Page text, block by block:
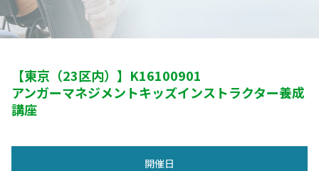
【東京（23区内）】 K16100901
アンガーマネジメントキッズインストラクター養成
講座
開催日